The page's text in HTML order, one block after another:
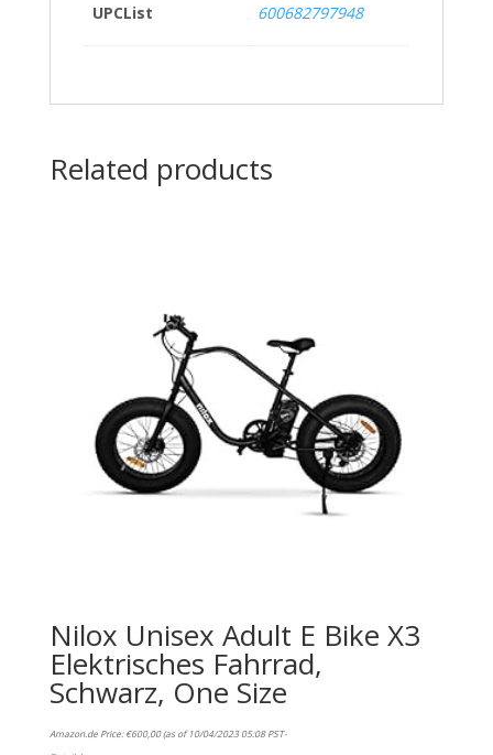
UPCList 600682797948
Related products
Nilox Unisex Adult E Bike X3
Elektrisches Fahrrad,
Schwarz, One Size
Amazon.de Price:€600,00(as of 10/04/2023 05:08 PST-